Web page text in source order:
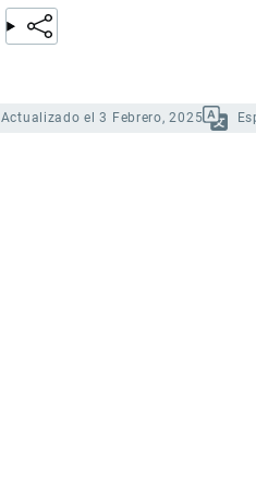
Actualizado el 3 Febrero, 2025